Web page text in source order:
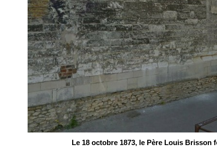
Le 18 octobre 1873, le Père Louis Brisson